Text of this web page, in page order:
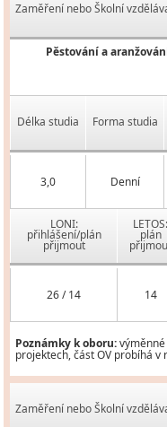
Zaměření nebo Školní
Pěstování a
Délka studia Forma studia
3,0 Denní
LONI:
přihlášení/plán
přijmout
LETOS:
plán
26 / 14 14
Poznámky k oboru:
projektech, část OV probíhá
Zaměření nebo Školní